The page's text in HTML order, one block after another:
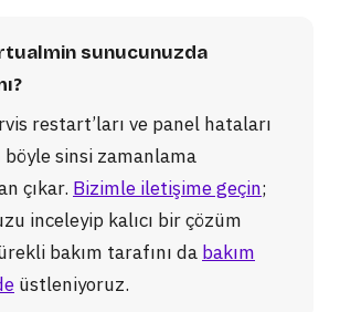
sunucunuzda
restart’ları ve panel hataları
sinsi zamanlama
çıkar. Bizimle iletişime geçin;
inceleyip kalıcı bir çözüm
bakım tarafını da bakım
üstleniyoruz.